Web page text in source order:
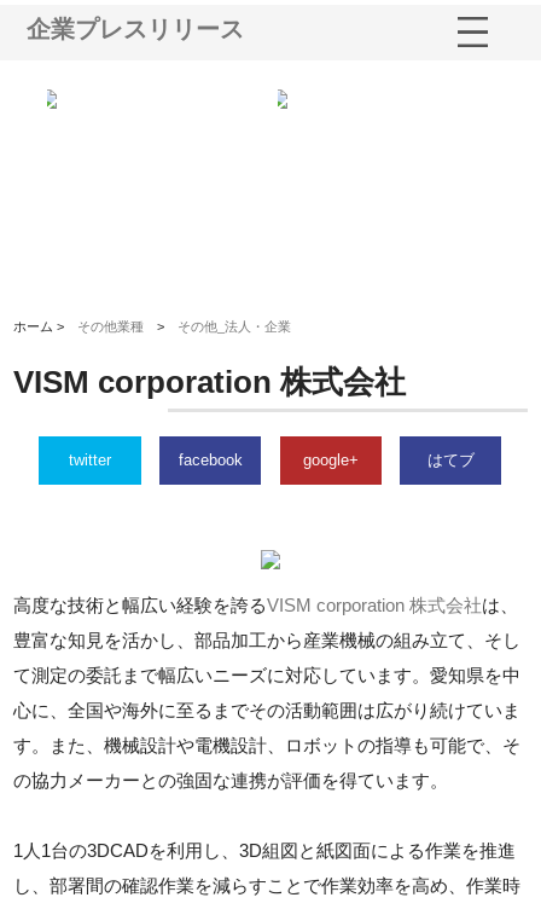
企業プレスリリース
ホーム > その他業種 > その他_法人・企業
VISM corporation 株式会社
twitter facebook google+ はてブ
高度な技術と幅広い経験を誇るVISM corporation 株式会社は、
豊富な知見を活かし、部品加工から産業機械の組み立て、そし
て測定の委託まで幅広いニーズに対応しています。愛知県を中
心に、全国や海外に至るまでその活動範囲は広がり続けていま
す。また、機械設計や電機設計、ロボットの指導も可能で、そ
の協力メーカーとの強固な連携が評価を得ています。
1人1台の3DCADを利用し、3D組図と紙図面による作業を推進
し、部署間の確認作業を減らすことで作業効率を高め、作業時